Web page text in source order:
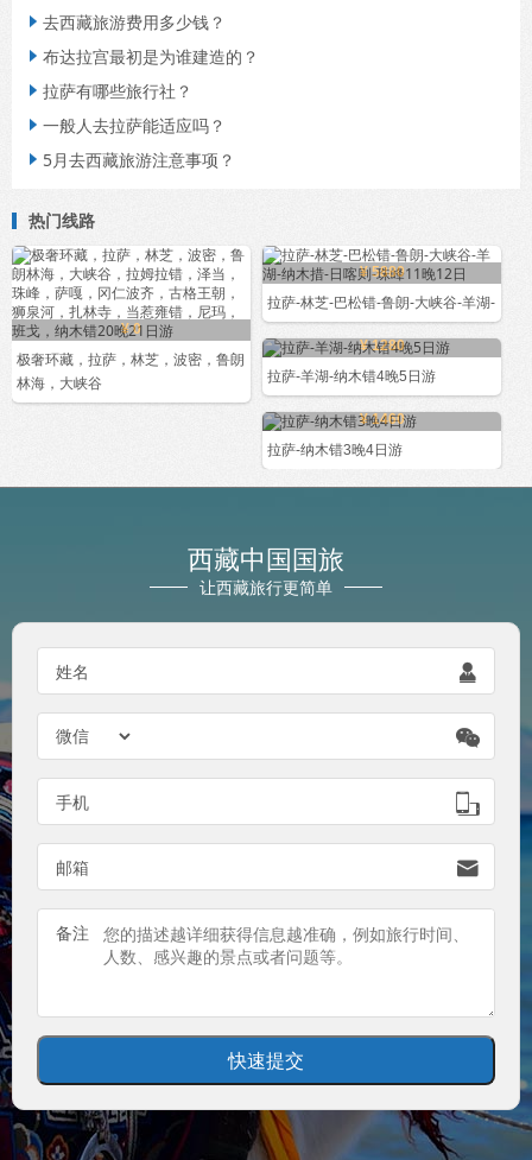
 去西藏旅游费用多少钱？
 布达拉宫最初是为谁建造的？
 拉萨有哪些旅行社？
 一般人去拉萨能适应吗？
 5月去西藏旅游注意事项？
热门线路
¥ 0
极奢环藏，拉萨，林芝，波密，鲁朗
林海，大峡谷
¥ 5880
拉萨-林芝-巴松错-鲁朗-大峡谷-羊湖-
¥ 1280
拉萨-羊湖-纳木错4晚5日游
¥ 1460
拉萨-纳木错3晚4日游
西藏中国国旅
让西藏旅行更简单
姓名 

手机 
邮箱 
备注